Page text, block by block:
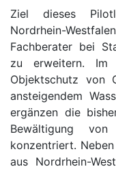
Ziel dieses
Nordrhein-
Fachberater bei
zu erweitern.
Objektschutz von
ansteigendem
ergänzen die
Bewältigung
konzentriert.
aus Nordrhein-